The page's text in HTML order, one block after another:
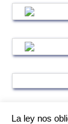
La ley nos